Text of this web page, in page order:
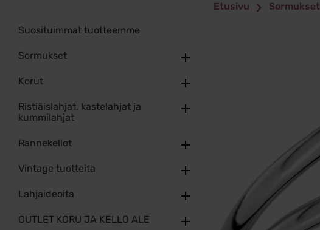
Suosituimmat tuotteemme
Sormukset
Korut
Ristiäislahjat, kastelahjat ja
kummilahjat
Rannekellot
Vintage tuotteita
Lahjaideoita
OUTLET KORU JA KELLO ALE
Etusivu Sormukset